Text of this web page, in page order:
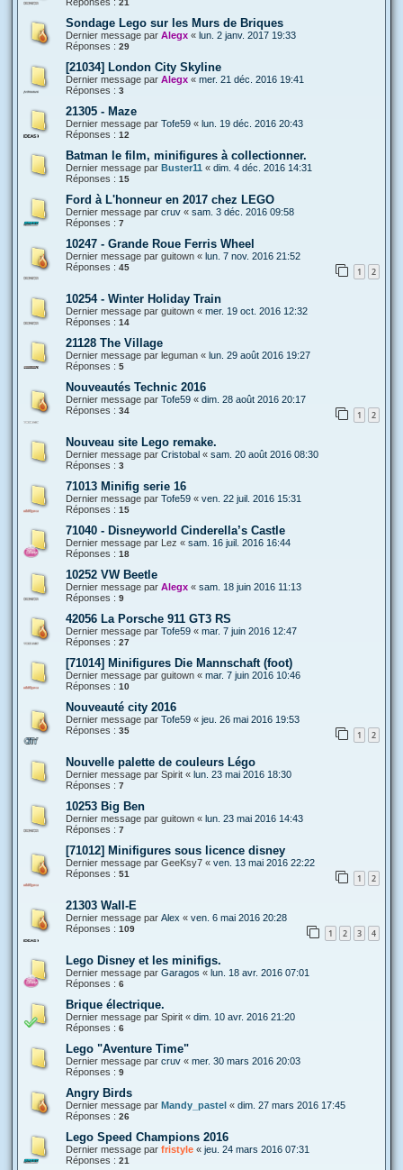
Sondage Lego sur les Murs de Briques
Dernier message par Alegx « lun. 2 janv. 2017 19:33
Réponses : 29
[21034] London City Skyline
Dernier message par Alegx « mer. 21 déc. 2016 19:41
Réponses : 3
21305 - Maze
Dernier message par Tofe59 « lun. 19 déc. 2016 20:43
Réponses : 12
Batman le film, minifigures à collectionner.
Dernier message par Buster11 « dim. 4 déc. 2016 14:31
Réponses : 15
Ford à L'honneur en 2017 chez LEGO
Dernier message par cruv « sam. 3 déc. 2016 09:58
Réponses : 7
10247 - Grande Roue Ferris Wheel
Dernier message par guitown « lun. 7 nov. 2016 21:52
Réponses : 45 1 2
10254 - Winter Holiday Train
Dernier message par guitown « mer. 19 oct. 2016 12:32
Réponses : 14
21128 The Village
Dernier message par leguman « lun. 29 août 2016 19:27
Réponses : 5
Nouveautés Technic 2016
Dernier message par Tofe59 « dim. 28 août 2016 20:17
Réponses : 34 1 2
Nouveau site Lego remake.
Dernier message par Cristobal « sam. 20 août 2016 08:30
Réponses : 3
71013 Minifig serie 16
Dernier message par Tofe59 « ven. 22 juil. 2016 15:31
Réponses : 15
71040 - Disneyworld Cinderella’s Castle
Dernier message par Lez « sam. 16 juil. 2016 16:44
Réponses : 18
10252 VW Beetle
Dernier message par Alegx « sam. 18 juin 2016 11:13
Réponses : 9
42056 La Porsche 911 GT3 RS
Dernier message par Tofe59 « mar. 7 juin 2016 12:47
Réponses : 27
[71014] Minifigures Die Mannschaft (foot)
Dernier message par guitown « mar. 7 juin 2016 10:46
Réponses : 10
Nouveauté city 2016
Dernier message par Tofe59 « jeu. 26 mai 2016 19:53
Réponses : 35 1 2
Nouvelle palette de couleurs Légo
Dernier message par Spirit « lun. 23 mai 2016 18:30
Réponses : 7
10253 Big Ben
Dernier message par guitown « lun. 23 mai 2016 14:43
Réponses : 7
[71012] Minifigures sous licence disney
Dernier message par GeeKsy7 « ven. 13 mai 2016 22:22
Réponses : 51 1 2
21303 Wall-E
Dernier message par Alex « ven. 6 mai 2016 20:28
Réponses : 109 1 2 3 4
Lego Disney et les minifigs.
Dernier message par Garagos « lun. 18 avr. 2016 07:01
Réponses : 6
Brique électrique.
Dernier message par Spirit « dim. 10 avr. 2016 21:20
Réponses : 6
Lego "Aventure Time"
Dernier message par cruv « mer. 30 mars 2016 20:03
Réponses : 9
Angry Birds
Dernier message par Mandy_pastel « dim. 27 mars 2016 17:45
Réponses : 26
Lego Speed Champions 2016
Dernier message par fristyle « jeu. 24 mars 2016 07:31
Réponses : 21